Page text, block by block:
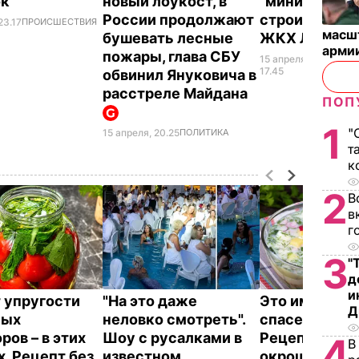
ПРОИСШЕСТВИЯ
России продолжают
бушевать лесные
пожары, глава СБУ
обвинил Януковича в
расстреле Майдана
15 апреля, 20.25ПОЛИТИКА
ЖКХ ЛНР"
15 апреля,
17.45
– в этих
"На это даже
неловко смотреть".
Шоу с русалками в
Это именно
спасет в
Рецепт
1
2
3
В